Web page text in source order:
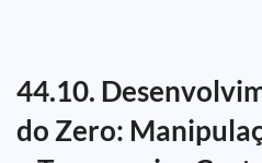
44.10.
do Zero: